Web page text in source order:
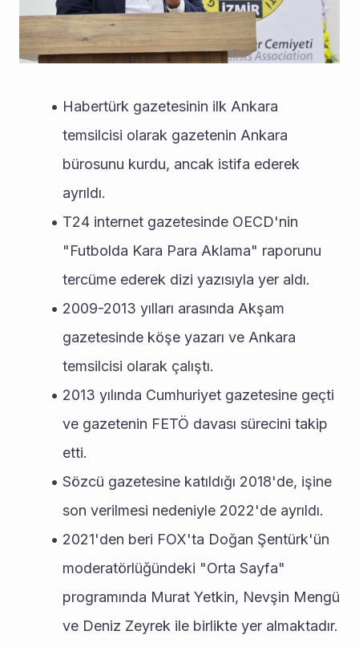
Habertürk gazetesinin ilk Ankara
temsilcisi olarak gazetenin Ankara
bürosunu kurdu, ancak istifa ederek
ayrıldı.
T24 internet gazetesinde OECD'nin
"Futbolda Kara Para Aklama" raporunu
tercüme ederek dizi yazısıyla yer aldı.
2009-2013 yılları arasında Akşam
gazetesinde köşe yazarı ve Ankara
temsilcisi olarak çalıştı.
2013 yılında Cumhuriyet gazetesine geçti
ve gazetenin FETÖ davası sürecini takip
etti.
Sözcü gazetesine katıldığı 2018'de, işine
son verilmesi nedeniyle 2022'de ayrıldı.
2021'den beri FOX'ta Doğan Şentürk'ün
moderatörlüğündeki "Orta Sayfa"
programında Murat Yetkin, Nevşin Mengü
ve Deniz Zeyrek ile birlikte yer almaktadır.